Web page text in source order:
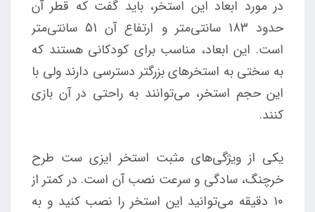
در مورد ابعاد این استخر، باید گفت که قطر آن
حدود 183 سانتی‌متر و ارتفاع آن 51 سانتی‌متر
است. این ابعاد، مناسب برای کودکانی هستند که
به سختی به استخرهای بزرگتر دسترسی دارند ولی با
این حجم استخر، می‌توانند به راحتی در آن بازی
کنند.
یکی از ویژگی‌های مثبت استخر ایزی ست طرح
خرچنگ، سادگی و سرعت نصب آن است. در کمتر از
۱۰ دقیقه می‌توانید این استخر را نصب کنید و به